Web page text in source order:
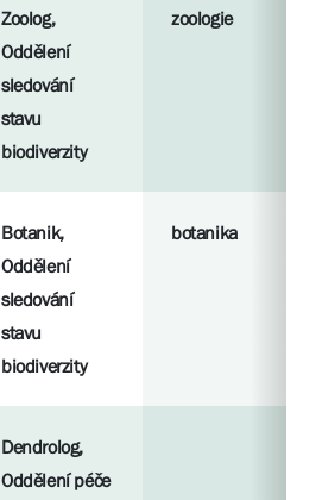
Zoolog,
Oddělení
sledování
stavu
biodiverzity
zoologie
Botanik,
Oddělení
sledování
stavu
biodiverzity
botanika
Dendrolog,
Oddělení péče